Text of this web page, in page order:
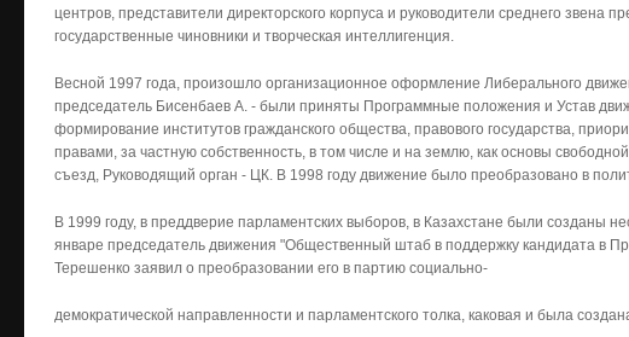
центров, представители директорского корпуса и руководители среднего звена
государственные чиновники и творческая интеллигенция.
Весной 1997 года, произошло организационное оформление Либерального
председатель Бисенбаев А. - были приняты Программные положения и Устав
формирование институтов гражданского общества, правового государства,
правами, за частную собственность, в том числе и на землю, как основы
съезд, Руководящий орган - ЦК. В 1998 году движение было преобразовано в
В 1999 году, в преддверие парламентских выборов, в Казахстане были созданы
январе председатель движения "Общественный штаб в поддержку кандидата в
Терешенко заявил о преобразовании его в партию социально-
демократической направленности и парламентского толка, каковая и была